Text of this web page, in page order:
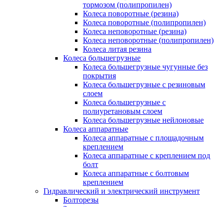
тормозом (полипропилен)
Колеса поворотные (резина)
Колеса поворотные (полипропилен)
Колеса неповоротные (резина)
Колеса неповоротные (полипропилен)
Колеса литая резина
Колеса большегрузные
Колеса большегрузные чугунные без
покрытия
Колеса большегрузные с резиновым
слоем
Колеса большегрузные с
полиуретановым слоем
Колеса большегрузные нейлоновые
Колеса аппаратные
Колеса аппаратные с площадочным
креплением
Колеса аппаратные с креплением под
болт
Колеса аппаратные с болтовым
креплением
Гидравлический и электрический инструмент
Болторезы